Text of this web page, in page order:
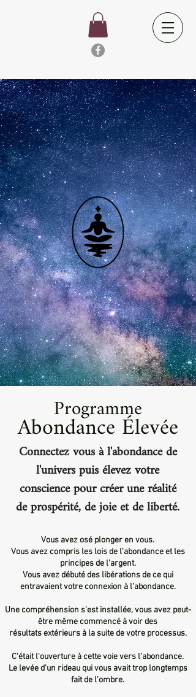
Programme
Abondance Élevée
Connectez vous à l'abondance de
l'univers puis élevez votre
conscience pour créer une réalité
de prospérité, de joie et de liberté.
​Vous avez osé plonger en vous.
Vous avez compris les lois de l'abondance et les
principes de l'argent.
Vous avez débuté des libérations de ce qui
entravaient votre connexion à l'abondance.
Une compréhension s'est installée, vous avez peut-
être même commencé à voir des
résultats extérieurs à la suite de votre processus.
C'était l'ouverture à cette voie vers l'abondance.
Le levée d'un rideau qui vous avait trop longtemps
fait de l'ombre.